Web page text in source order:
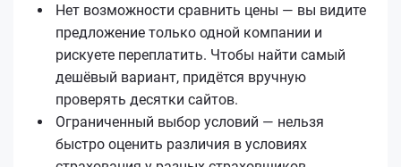
Нет возможности сравнить цены — вы видите
предложение только одной компании и
рискуете переплатить. Чтобы найти самый
дешёвый вариант, придётся вручную
проверять десятки сайтов.
Ограниченный выбор условий — нельзя
быстро оценить различия в условиях